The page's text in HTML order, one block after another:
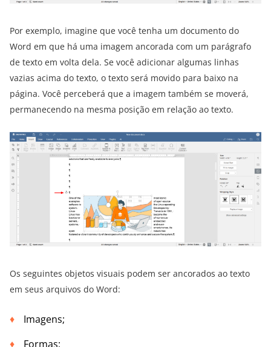
Por exemplo, imagine que você tenha um documento do
Word em que há uma imagem ancorada com um parágrafo
de texto em volta dela. Se você adicionar algumas linhas
vazias acima do texto, o texto será movido para baixo na
página. Você perceberá que a imagem também se moverá,
permanecendo na mesma posição em relação ao texto.
Os seguintes objetos visuais podem ser ancorados ao texto
em seus arquivos do Word:
Imagens;
Formas;